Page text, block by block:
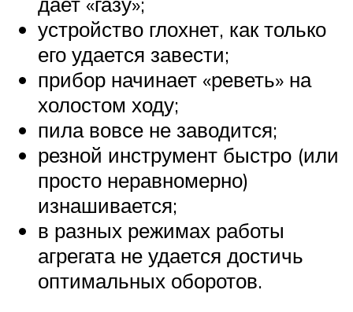
устройство глохнет, как только
его удается завести;
прибор начинает «реветь» на
холостом ходу;
пила вовсе не заводится;
резной инструмент быстро (или
просто неравномерно)
изнашивается;
в разных режимах работы
агрегата не удается достичь
оптимальных оборотов.